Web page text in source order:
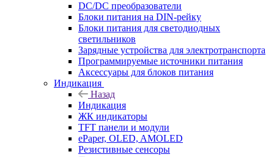
DC/DC преобразователи
Блоки питания на DIN-рейку
Блоки питания для светодиодных
светильников
Зарядные устройства для электротранспорта
Программируемые источники питания
Аксессуары для блоков питания
Индикация
Назад
Индикация
ЖК индикаторы
TFT панели и модули
ePaper, OLED, AMOLED
Резистивные сенсоры